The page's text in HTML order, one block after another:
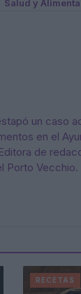
Salud y
un caso
en el
de
Porto Vecchio.
RECETAS